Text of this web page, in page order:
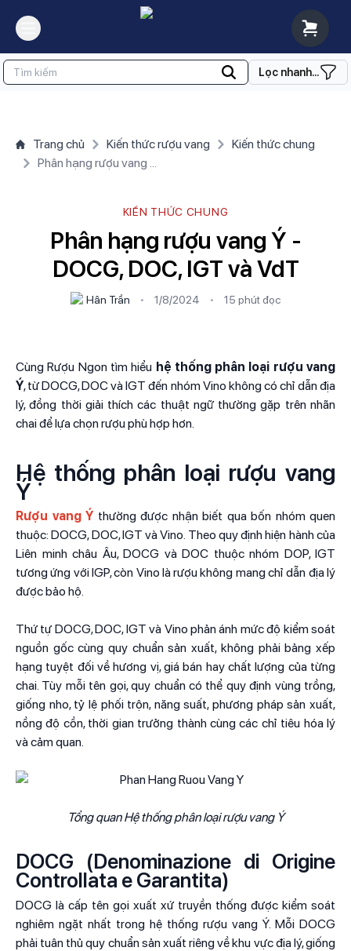
Lọc nhanh...
Trang chủ Kiến thức rượu vang
Kiến thức chung
Phân hạng rượu vang Ý - DOCG, DOC, IGT và VdT
KIẾN THỨC CHUNG
Phân hạng rượu vang Ý -
DOCG, DOC, IGT và VdT
Hân Trần • 1/8/2024 • 15 phútđọc
Cùng Rượu Ngon tìm hiểu hệ thống phân loại rượu vang
Ý, từ DOCG, DOC và IGT đến nhóm Vino không có chỉ dẫn địa
lý, đồng thời giải thích các thuật ngữ thường gặp trên nhãn
chai để lựa chọn rượu phù hợp hơn.
Hệ thống phân loại rượu vang
Ý
Rượu vang Ý thường được nhận biết qua bốn nhóm quen
thuộc: DOCG, DOC, IGT và Vino. Theo quy định hiện hành của
Liên minh châu Âu, DOCG và DOC thuộc nhóm DOP, IGT
tương ứng với IGP, còn Vino là rượu không mang chỉ dẫn địa lý
được bảo hộ.
Thứ tự DOCG, DOC, IGT và Vino phản ánh mức độ kiểm soát
nguồn gốc cùng quy chuẩn sản xuất, không phải bảng xếp
hạng tuyệt đối về hương vị, giá bán hay chất lượng của từng
chai. Tùy mỗi tên gọi, quy chuẩn có thể quy định vùng trồng,
giống nho, tỷ lệ phối trộn, năng suất, phương pháp sản xuất,
nồng độ cồn, thời gian trưởng thành cùng các chỉ tiêu hóa lý
và cảm quan.
Tổng quan Hệ thống phân loại rượu vang Ý
DOCG (Denominazione di Origine
Controllata e Garantita)
DOCG là cấp tên gọi xuất xứ truyền thống được kiểm soát
nghiêm ngặt nhất trong hệ thống rượu vang Ý. Mỗi DOCG
phải tuân thủ quy chuẩn sản xuất riêng về khu vực địa lý, giống